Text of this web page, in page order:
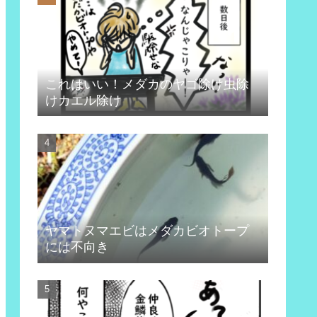
これはいい！メダカのヤゴ除け虫除
けカエル除け
ヤマトヌマエビはメダカビオトープ
には不向き